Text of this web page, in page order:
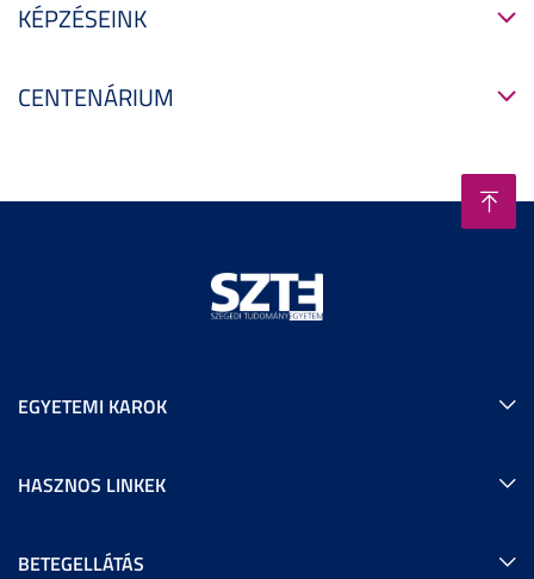
KÉPZÉSEINK
CENTENÁRIUM
EGYETEMI KAROK
HASZNOS LINKEK
BETEGELLÁTÁS